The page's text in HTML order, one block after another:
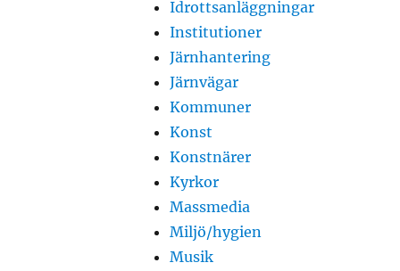
Idrottsanläggningar
Institutioner
Järnhantering
Järnvägar
Kommuner
Konst
Konstnärer
Kyrkor
Massmedia
Miljö/hygien
Musik